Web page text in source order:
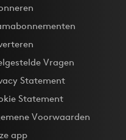
Vragen
Statement
Statement
Voorwaarden
app